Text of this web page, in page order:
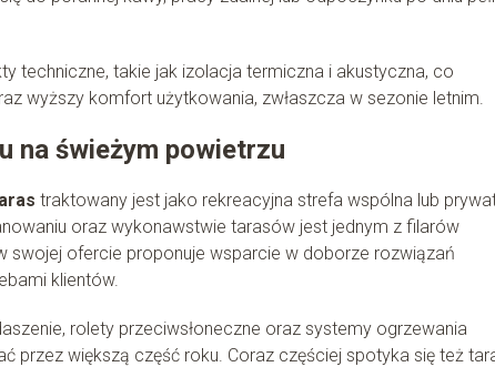
techniczne, takie jak izolacja termiczna i akustyczna, co
wyższy komfort użytkowania, zwłaszcza w sezonie letnim.
na świeżym powietrzu
traktowany jest jako rekreacyjna strefa wspólna lub
oraz wykonawstwie tarasów jest jednym z filarów
swojej ofercie proponuje wsparcie w doborze rozwiązań
klientów.
rolety przeciwsłoneczne oraz systemy ogrzewania
przez większą część roku. Coraz częściej spotyka się też